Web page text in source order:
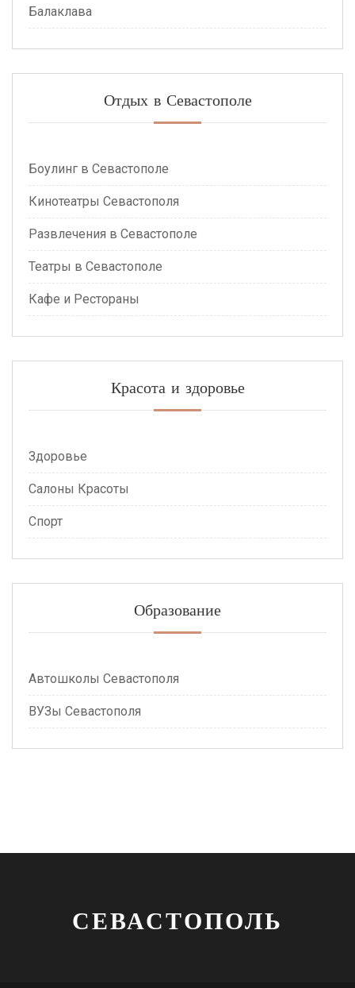
Балаклава
Отдых в Севастополе
Боулинг в Севастополе
Кинотеатры Севастополя
Развлечения в Севастополе
Театры в Севастополе
Кафе и Рестораны
Красота и здоровье
Здоровье
Салоны Красоты
Спорт
Образование
Автошколы Севастополя
ВУЗы Севастополя
СЕВАСТОПОЛЬ